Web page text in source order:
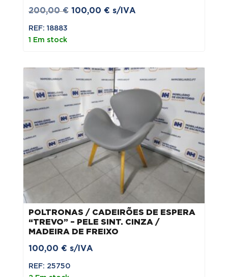
200,00€ O
100,00 €Os/IVA
REF: 18883
1 Em stock
POLTRONAS / CADEIRÕES DE ESPERA
“TREVO” – PELE SINT. CINZA /
MADEIRA DE FREIXO
100,00 € s/IVA
REF: 25750